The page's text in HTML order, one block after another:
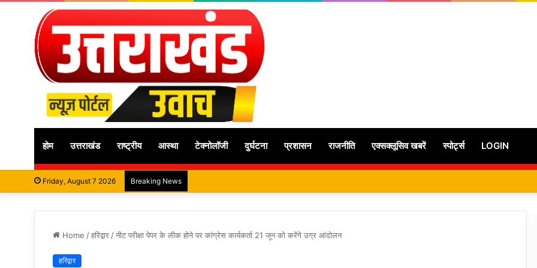
होम उत्तराखंड राष्ट्रीय आस्था टेक्नोलॉजी दुर्घटना प्रशासन राजनीति एक्सक्लूसिव खबरें स्पोर्ट्स LOGIN
Friday, August 7 2026 Breaking News
Home /हरिद्वार /नीट परीक्षा पेपर के लीक होने पर कांग्रेस कार्यकर्ता 21 जून को करेंगे उग्र आंदोलन
हरिद्वार